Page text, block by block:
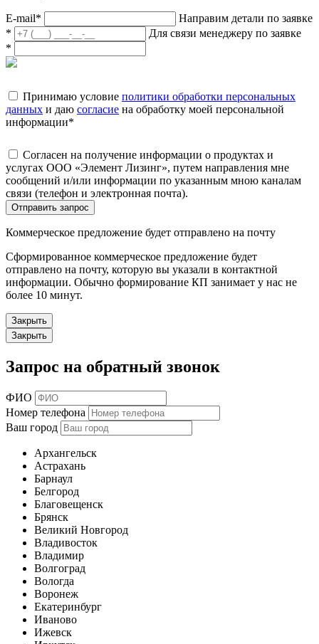
E-mail*
Направим детали по заявке
*
Для связи менеджеру по заявке
*
Принимаю условие политики обработки персональных
данных и даю согласие на обработку моей персональной
информации*
Согласен на получение информации о продуктах и
услугах ООО «Элемент Лизинг», путем направления мне
сообщений и/или информации по указанным мною каналам
связи (телефон и электронная почта).
Отправить запрос
Коммерческое предложение будет отправлено на почту
Сформированное коммерческое предложение будет
отправлено на почту, которую вы указали в контактной
информации. Обычно формирование КП занимает у нас не
более 10 минут.
Закрыть
Закрыть
Запрос на обратный звонок
ФИО
Номер телефона
Ваш город
Архангельск
Астрахань
Барнаул
Белгород
Благовещенск
Брянск
Великий Новгород
Владивосток
Владимир
Волгоград
Вологда
Воронеж
Екатеринбург
Иваново
Ижевск